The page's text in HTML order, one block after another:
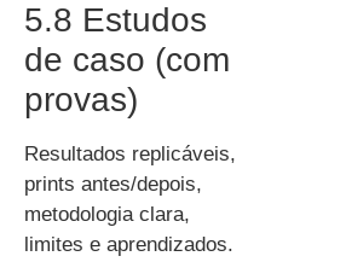
5.8 Estudos
de caso (com
provas)
Resultados replicáveis,
prints antes/depois,
metodologia clara,
limites e aprendizados.